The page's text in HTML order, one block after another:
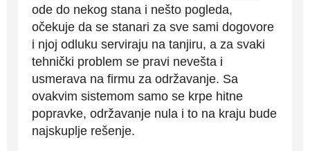
ode do nekog stana i nešto pogleda,
očekuje da se stanari za sve sami dogovore
i njoj odluku serviraju na tanjiru, a za svaki
tehnički problem se pravi nevešta i
usmerava na firmu za održavanje. Sa
ovakvim sistemom samo se krpe hitne
popravke, održavanje nula i to na kraju bude
najskuplje rešenje.